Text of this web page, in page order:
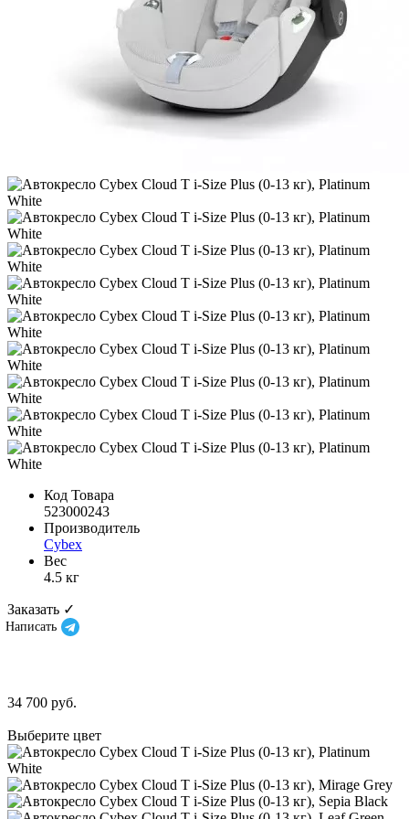
Код Товара
523000243
Производитель
Cybex
Вес
4.5 кг
Заказать ✓
Написать
34 700 руб.
Выберите цвет